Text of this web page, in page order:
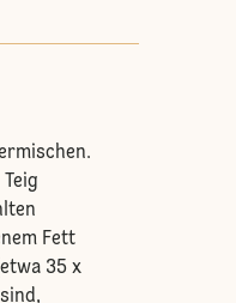
Fett
35 x